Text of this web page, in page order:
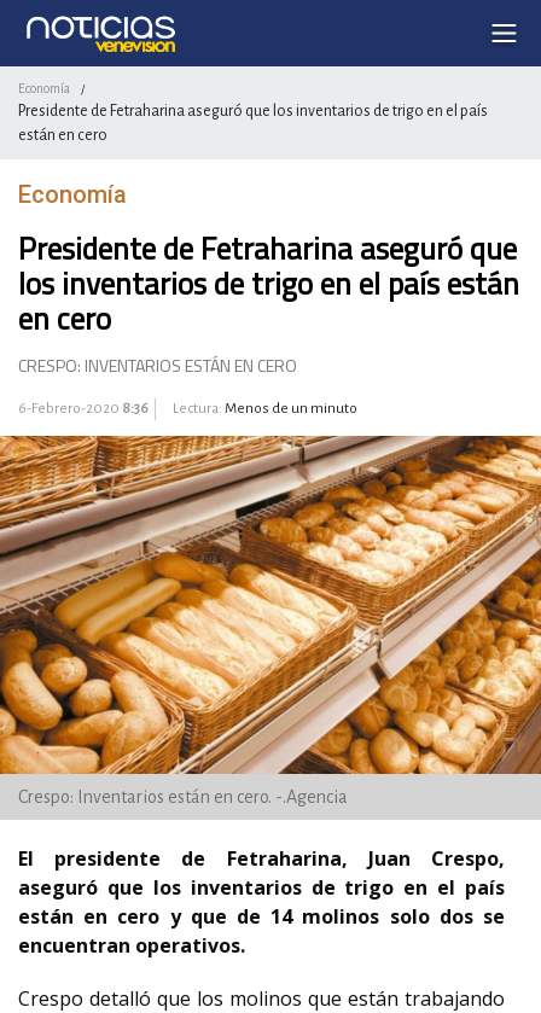
Economía /
Presidente de Fetraharina aseguró que los inventarios de trigo en el país
están en cero
Economía
Presidente de Fetraharina aseguró que
los inventarios de trigo en el país están
en cero
CRESPO: INVENTARIOS ESTÁN EN CERO
6-Febrero-2020 8:36 Lectura: Menos de un minuto
Crespo: Inventarios están en cero. -.Agencia
El presidente de Fetraharina, Juan Crespo,
aseguró que los inventarios de trigo en el país
están en cero y que de 14 molinos solo dos se
encuentran operativos.
Crespo detalló que los molinos que están trabajando